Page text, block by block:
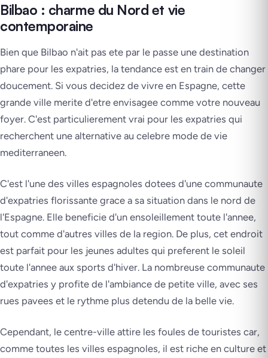
Bilbao : charme du Nord et vie
contemporaine
Bien que Bilbao n'ait pas ete par le passe une destination
phare pour les expatries, la tendance est en train de changer
doucement. Si vous decidez de vivre en Espagne, cette
grande ville merite d'etre envisagee comme votre nouveau
foyer. C'est particulierement vrai pour les expatries qui
recherchent une alternative au celebre mode de vie
mediterraneen.
C'est l'une des villes espagnoles dotees d'une communaute
d'expatries florissante grace a sa situation dans le nord de
l'Espagne. Elle beneficie d'un ensoleillement toute l'annee,
tout comme d'autres villes de la region. De plus, cet endroit
est parfait pour les jeunes adultes qui preferent le soleil
toute l'annee aux sports d'hiver. La nombreuse communaute
d'expatries y profite de l'ambiance de petite ville, avec ses
rues pavees et le rythme plus detendu de la belle vie.
Cependant, le centre-ville attire les foules de touristes car,
comme toutes les villes espagnoles, il est riche en culture et